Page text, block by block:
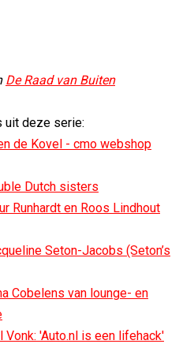
De Raad van Buiten
uit deze serie:
de Kovel - cmo webshop
Dutch sisters
Runhardt en Roos Lindhout
Seton-Jacobs (Seton’s
Cobelens van lounge- en
Vonk: 'Auto.nl is een lifehack'